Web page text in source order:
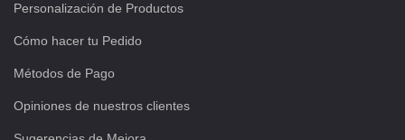
Personalización de Productos
Cómo hacer tu Pedido
Métodos de Pago
Opiniones de nuestros clientes